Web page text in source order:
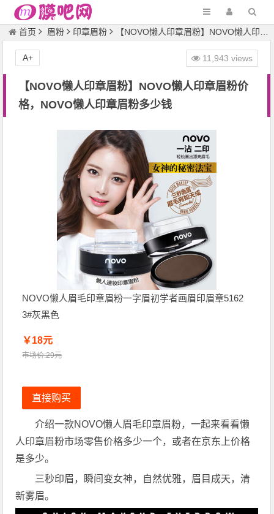
首页 眉粉 印章眉粉 【NOVO懒人印章眉粉】NOVO懒人印章眉粉价格，NOVO懒人印章眉粉多少钱
【NOVO懒人印章眉粉】NOVO懒人印章眉粉价
格，NOVO懒人印章眉粉多少钱
NOVO懒人眉毛印章眉粉一字眉初学者画眉印眉章5162
3#灰黑色
￥18元
市场价:29元
直接购买
介绍一款NOVO懒人眉毛印章眉粉，一起来看看懒
人印章眉粉市场零售价格多少一个，或者在京东上价格
是多少。
三秒印眉，瞬间变女神，自然优雅，眉目成天，清
新雾眉。
11,943 views
A+